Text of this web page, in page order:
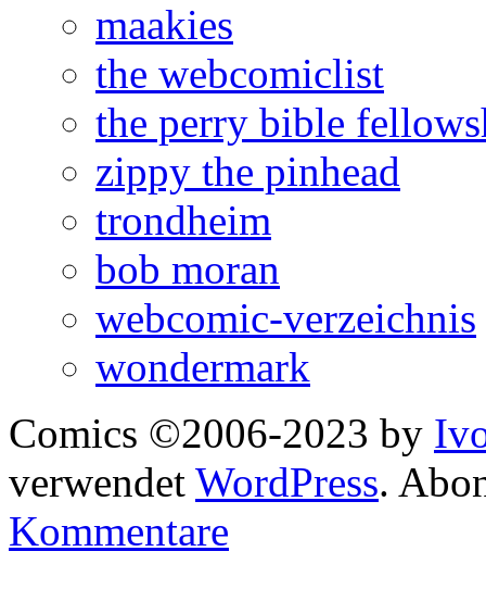
maakies
the webcomiclist
the perry bible
zippy the pinhead
trondheim
bob moran
webcomic-verzeichnis
wondermark
Comics ©2006-2023 by
verwendet WordPress.
Kommentare